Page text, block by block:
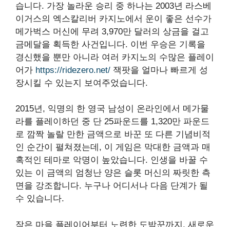
습니다. 가장 놀라운 승리 중 하나는 2003년 라스베
이거스의 엑스칼리버 카지노에서 운이 좋은 선수가
메가벅스 머신에 무려 3,970만 달러의 상금을 걸고
금메달을 획득한 사건입니다. 이번 우승은 기록을
경신했을 뿐만 아니라 여러 카지노의 수많은 플레이
어가 https://ridezero.net/ 잭팟을 얼마나 빠르게 성
장시킬 수 있는지 보여주었습니다.
2015년, 익명의 한 영국 남성이 온라인에서 메가물
라를 플레이하던 중 단 25파운드를 1,320만 파운드
로 깜짝 놀랄 만한 금액으로 바꾼 또 다른 기념비적
인 순간이 펼쳐졌는데, 이 게임은 막대한 금액과 매
혹적인 테마로 악명이 높았습니다. 인생을 바꿀 수
있는 이 금액의 엄청난 양은 슬롯 머신의 짜릿한 측
면을 강조합니다. 누구나 어디서나 다음 단계가 될
수 있습니다.
작은 마을 플레이어부터 노련한 도박꾼까지, 새로운